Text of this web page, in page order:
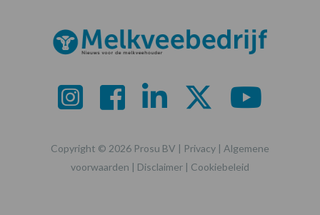
Copyright © 2026 Prosu BV | Privacy | Algemene
voorwaarden | Disclaimer | Cookiebeleid